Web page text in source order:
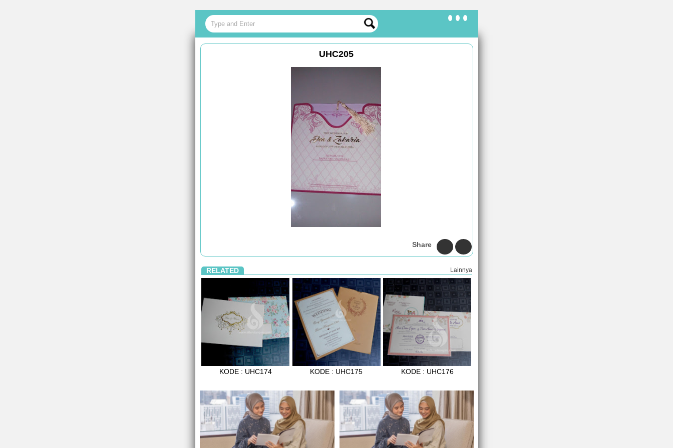
UHC205
Share
RELATED Lainnya
KODE : UHC174 KODE : UHC175 KODE : UHC176